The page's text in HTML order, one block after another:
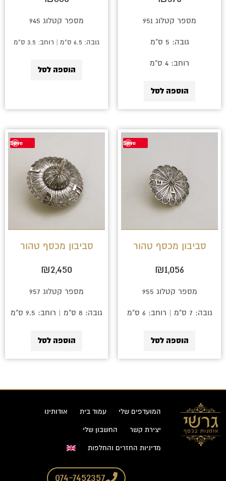
מספר קטלוג 951
גובה: 5 ס"מ
רוחב: 4 ס"מ
הוספה לסל
מספר קטלוג 945
גובה: 6.5 ס"מ | רוחב: 3.5 ס"מ
הוספה לסל
Save
סביבון מכסף טהור
₪1,056
מספר קטלוג 955
גובה: 7 ס"מ | רוחב: 6 ס"מ
הוספה לסל
Save
סביבון מכסף טהור
₪2,450
מספר קטלוג 957
גובה: 8 ס"מ | רוחב: 9.5 ס"מ
הוספה לסל
המועדפים שלי עמוד בית אודותינו
יצירת קשר החשבון שלי
מדיניות החזרים והחלפות
074-7452357